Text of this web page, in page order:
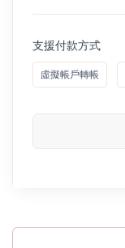
支援付款方式
虛擬帳戶轉帳